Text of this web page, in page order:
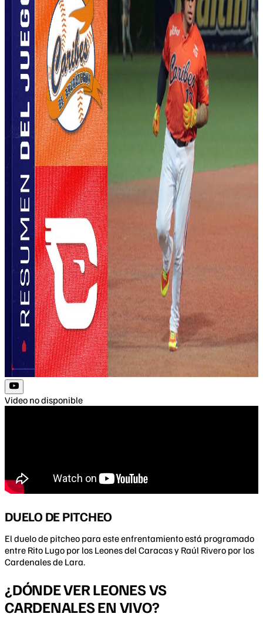
Video no disponible
DUELO DE PITCHEO
El duelo de pitcheo para este enfrentamiento está programado
entre Rito Lugo por los Leones del Caracas y Raúl Rivero por los
Cardenales de Lara.
¿DÓNDE VER LEONES VS
CARDENALES EN VIVO?